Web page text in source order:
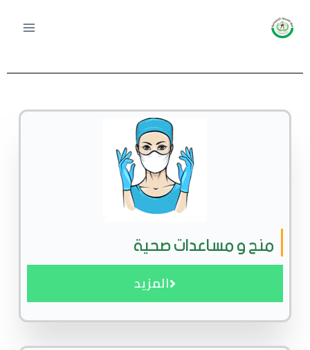
منح و مساعدات صحية
المزيد